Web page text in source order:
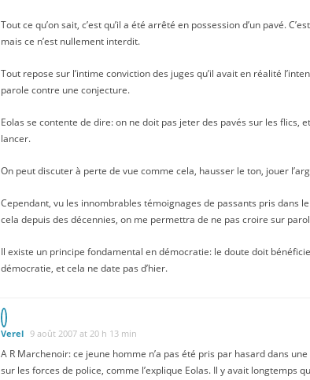
Tout ce qu’on sait, c’est qu’il a été arrêté en possession d’un pavé.
mais ce n’est nullement interdit.
Tout repose sur l’intime conviction des juges qu’il avait en réalité
parole contre une conjecture.
Eolas se contente de dire: on ne doit pas jeter des pavés sur les flics,
lancer.
On peut discuter à perte de vue comme cela, hausser le ton, jouer
Cependant, vu les innombrables témoignages de passants pris dans
cela depuis des décennies, on me permettra de ne pas croire sur
Il existe un principe fondamental en démocratie: le doute doit
démocratie, et cela ne date pas d’hier.
Verel 9 août 2007 at 20 h 13 min
A R Marchenoir: ce jeune homme n’a pas été pris par hasard dans
sur les forces de police, comme l’explique Eolas. Il y avait longtemps